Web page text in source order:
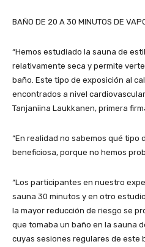
BAÑO DE 20 A 30 MINUTOS DE
“Hemos estudiado la sauna de
relativamente seca y permite
baño. Este tipo de exposición al
encontrados a nivel
Tanjaniina Laukkanen, primera
“En realidad no sabemos qué tipo
beneficiosa, porque no hemos
“Los participantes en nuestro
sauna 30 minutos y en otro
la mayor reducción de riesgo se
que tomaba un baño en la sauna
cuyas sesiones regulares de este